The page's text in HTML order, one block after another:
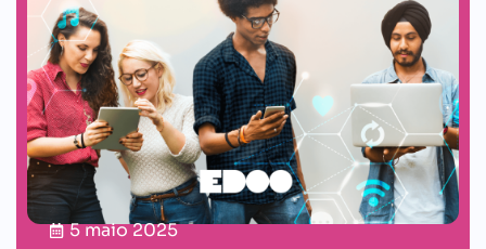
5 maio 2025